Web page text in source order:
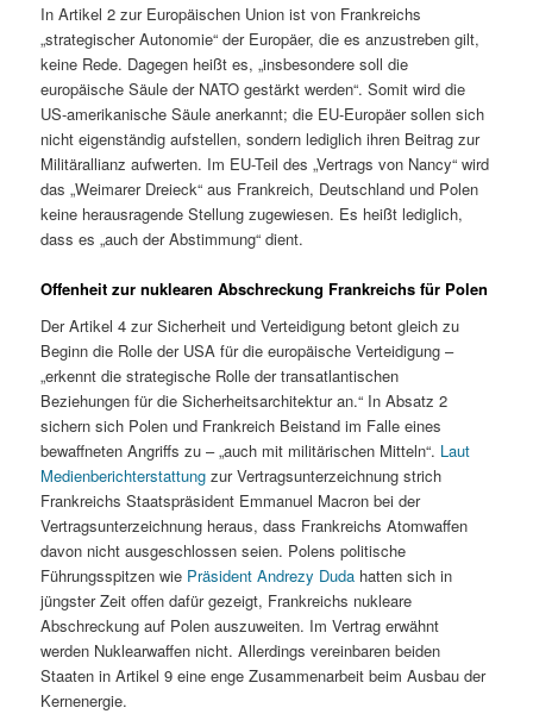
In Artikel 2 zur Europäischen Union ist von Frankreichs
„strategischer Autonomie“ der Europäer, die es anzustreben gilt,
keine Rede. Dagegen heißt es, „insbesondere soll die
europäische Säule der NATO gestärkt werden“. Somit wird die
US-amerikanische Säule anerkannt; die EU-Europäer sollen sich
nicht eigenständig aufstellen, sondern lediglich ihren Beitrag zur
Militärallianz aufwerten. Im EU-Teil des „Vertrags von Nancy“ wird
das „Weimarer Dreieck“ aus Frankreich, Deutschland und Polen
keine herausragende Stellung zugewiesen. Es heißt lediglich,
dass es „auch der Abstimmung“ dient.
Offenheit zur nuklearen Abschreckung Frankreichs für Polen
Der Artikel 4 zur Sicherheit und Verteidigung betont gleich zu
Beginn die Rolle der USA für die europäische Verteidigung –
„erkennt die strategische Rolle der transatlantischen
Beziehungen für die Sicherheitsarchitektur an.“ In Absatz 2
sichern sich Polen und Frankreich Beistand im Falle eines
bewaffneten Angriffs zu – „auch mit militärischen Mitteln“. Laut
Medienberichterstattung zur Vertragsunterzeichnung strich
Frankreichs Staatspräsident Emmanuel Macron bei der
Vertragsunterzeichnung heraus, dass Frankreichs Atomwaffen
davon nicht ausgeschlossen seien. Polens politische
Führungsspitzen wie Präsident Andrezy Duda hatten sich in
jüngster Zeit offen dafür gezeigt, Frankreichs nukleare
Abschreckung auf Polen auszuweiten. Im Vertrag erwähnt
werden Nuklearwaffen nicht. Allerdings vereinbaren beiden
Staaten in Artikel 9 eine enge Zusammenarbeit beim Ausbau der
Kernenergie.